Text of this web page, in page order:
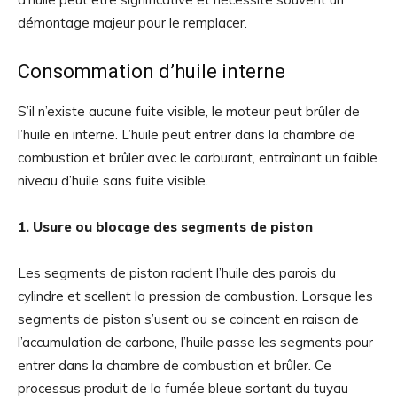
démontage majeur pour le remplacer.
Consommation d’huile interne
S’il n’existe aucune fuite visible, le moteur peut brûler de
l’huile en interne. L’huile peut entrer dans la chambre de
combustion et brûler avec le carburant, entraînant un faible
niveau d’huile sans fuite visible.
1. Usure ou blocage des segments de piston
Les segments de piston raclent l’huile des parois du
cylindre et scellent la pression de combustion. Lorsque les
segments de piston s’usent ou se coincent en raison de
l’accumulation de carbone, l’huile passe les segments pour
entrer dans la chambre de combustion et brûler. Ce
processus produit de la fumée bleue sortant du tuyau